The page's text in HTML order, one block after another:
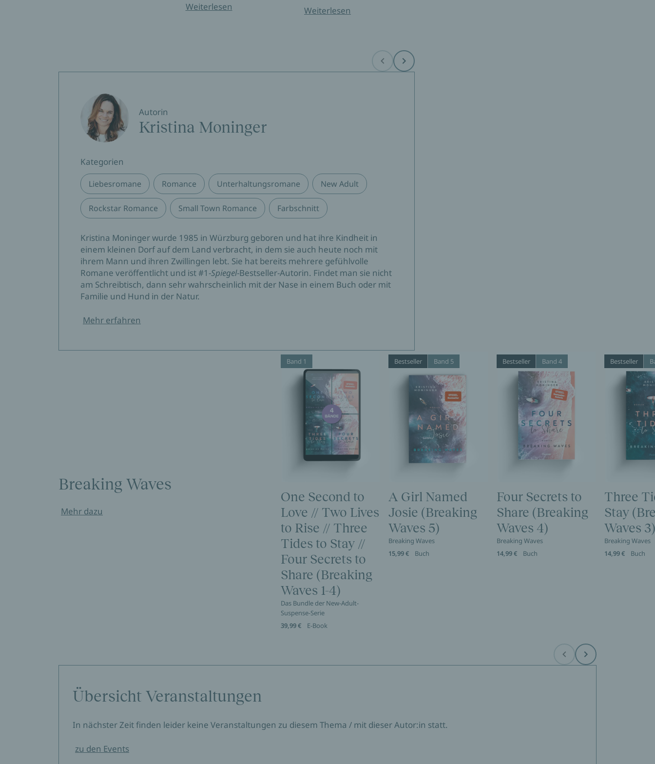
Weiterlesen
Weiterlesen
Before Next
Autorin
Kristina Moninger
Kategorien
Liebesromane Romance Unterhaltungsromane New Adult
Rockstar Romance Small Town Romance Farbschnitt
Kristina Moninger wurde 1985 in Würzburg geboren und hat ihre Kindheit in
einem kleinen Dorf auf dem Land verbracht, in dem sie auch heute noch mit
ihrem Mann und ihren Zwillingen lebt. Sie hat bereits mehrere gefühlvolle
Romane veröffentlicht und ist #1-Spiegel-Bestseller-Autorin. Findet man sie nicht
am Schreibtisch, dann sehr wahrscheinlich mit der Nase in einem Buch oder mit
Familie und Hund in der Natur.
Mehr erfahren
Breaking Waves
Mehr dazu
Band 1
One Second to
Love // Two Lives
to Rise // Three
Tides to Stay //
Four Secrets to
Share (Breaking
Waves 1-4)
Das Bundle der New-Adult-
Suspense-Serie
39,99 €
E-Book
Bestseller Band 5
A Girl Named
Josie (Breaking
Waves 5)
Breaking Waves
15,99 €
Buch
Bestseller Band 4
Four Secrets to
Share (Breaking
Waves 4)
Breaking Waves
14,99 €
Buch
Bestseller
Three
Stay
Waves 3)
Breaking Waves
14,99 €
Buch
Before Next
Übersicht Veranstaltungen
In nächster Zeit finden leider keine Veranstaltungen zu diesem Thema / mit dieser Autor:in statt.
zu den Events